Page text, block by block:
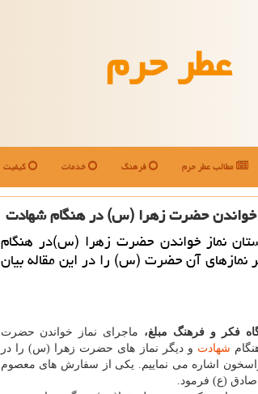
عطر حرم
مطالب عطر حرم فرهنگ خدمات کیفیت
خواندن حضرت زهرا (س) در هنگام شهادت
نماز خواندن حضرت زهرا (س)در هنگام
نمازهای آن حضرت (س) را در این مقاله بیان
فکر و فرهنگ مبلغ، ماجرای نماز خواندن حضرت
شهادت و دیگر نماز های حضرت زهرا (س) را در
اشاره می نماییم. یکی از سفارش های معصوم
صادق (ع) فرمود.